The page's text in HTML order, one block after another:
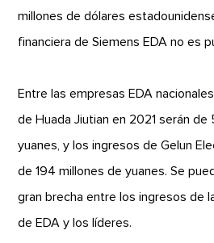
millones de dólares
financiera de Siemens EDA no es
Entre las empresas EDA
de Huada Jiutian en 2021 serán de
yuanes, y los ingresos de Gelun
de 194 millones de yuanes. Se
gran brecha entre los ingresos de
de EDA y los líderes.